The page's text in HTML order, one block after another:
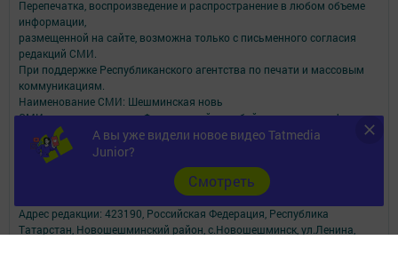
А вы уже видели новое видео Tatmedia
Junior?
Cмотреть
Перепечатка, воспроизведение и распространение в любом объеме
информации,
размещенной на сайте, возможна только с письменного согласия
редакций СМИ.
При поддержке Республиканского агентства по печати и массовым
коммуникациям.
Наименование СМИ: Шешминская новь
СМИ зарегистрировано Федеральной службой по надзору в сфере
связи,
информационных технологий и массовых коммуникаций
запись о регистрации СМИ ЭЛ № ФС 77 - 90148 от 07.10.2025
ФИО главного редактора: Мусин Азат Вализанович Email:
sheshminskaja-nov.dir@tatmedia.com
Адрес редакции: 423190, Российская Федерация, Республика
Татарстан, Новошешминский район, с.Новошешминск, ул.Ленина,